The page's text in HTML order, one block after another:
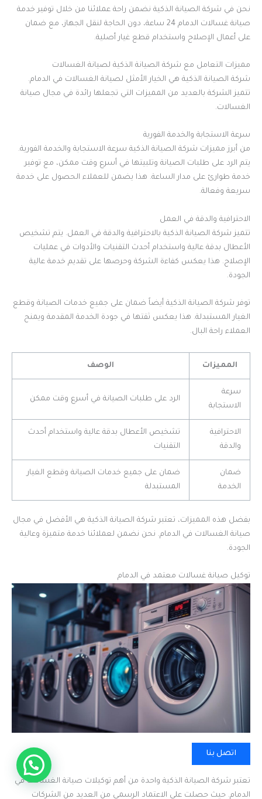
نحن في شركة الصيانة الذكية نضمن راحة عملائنا من خلال توفير خدمة
صيانة غسالات الدمام 24 ساعة، دون الحاجة لنقل الجهاز، مع ضمان
على أعمال الإصلاح واستخدام قطع غيار أصلية.
مميزات التعامل مع شركة الصيانة الذكية لصيانة الغسالات
شركة الصيانة الذكية هي الخيار الأمثل لصيانة الغسالات في الدمام.
تتميز الشركة بالعديد من المميزات التي تجعلها رائدة في مجال صيانة
الغسالات.
سرعة الاستجابة والخدمة الفورية
من أبرز مميزات شركة الصيانة الذكية سرعة الاستجابة والخدمة الفورية.
يتم الرد على طلبات الصيانة وتلبيتها في أسرع وقت ممكن، مع توفير
خدمة طوارئ على مدار الساعة. هذا يضمن للعملاء الحصول على خدمة
سريعة وفعالة.
الاحترافية والدقة في العمل
تتميز شركة الصيانة الذكية بالاحترافية والدقة في العمل. يتم تشخيص
الأعطال بدقة عالية واستخدام أحدث التقنيات والأدوات في عمليات
الإصلاح. هذا يعكس كفاءة الشركة وحرصها على تقديم خدمة عالية
الجودة.
توفر شركة الصيانة الذكية أيضاً ضمان على جميع خدمات الصيانة وقطع
الغيار المستبدلة. هذا يعكس ثقتها في جودة الخدمة المقدمة ويمنح
العملاء راحة البال.
المميزات الوصف
سرعة
الاستجابة
الرد على طلبات الصيانة في أسرع وقت ممكن
الاحترافية
والدقة
تشخيص الأعطال بدقة عالية واستخدام أحدث
التقنيات
ضمان
الخدمة
ضمان على جميع خدمات الصيانة وقطع الغيار
المستبدلة
بفضل هذه المميزات، تعتبر شركة الصيانة الذكية هي الأفضل في مجال
صيانة الغسالات في الدمام. نحن نضمن لعملائنا خدمة متميزة وعالية
الجودة.
توكيل صيانة غسالات معتمد في الدمام
اتصل بنا
تعتبر شركة الصيانة الذكية واحدة من أهم توكيلات صيانة الغسالات في
الدمام. حيث حصلت على الاعتماد الرسمي من العديد من الشركات